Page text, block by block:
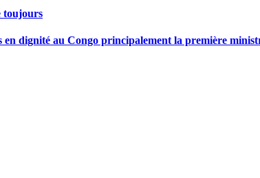
toujours
en dignité au Congo principalement la première